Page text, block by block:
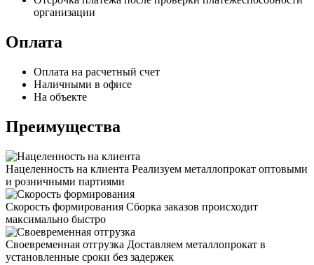
организации
Оплата
Оплата на расчетный счет
Наличными в офисе
На объекте
Преимущества
Нацеленность на клиента Реализуем металлопрокат оптовыми
и розничными партиями
Скорость формирования Сборка заказов происходит
максимально быстро
Своевременная отгрузка Доставляем металлопрокат в
установленные сроки без задержек